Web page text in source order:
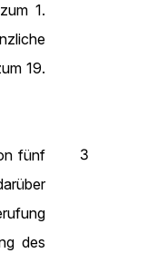
1.
19.
3
fünf
des